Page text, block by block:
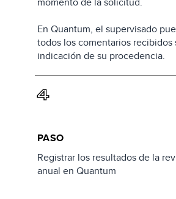
En Quantum, el supervisado
todos los comentarios recibidos
indicación de su procedencia.
4
PASO
Registrar los resultados de la
anual en Quantum